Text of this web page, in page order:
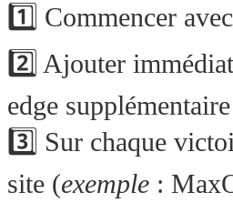
1️⃣ Commencer
2️⃣ Ajouter
edge
3️⃣ Sur chaque
site (exemple :